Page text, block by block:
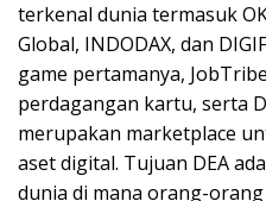
terkenal dunia termasuk
Global, INDODAX, dan
game pertamanya,
perdagangan kartu, serta
merupakan marketplace
aset digital. Tujuan DEA
dunia di mana orang-